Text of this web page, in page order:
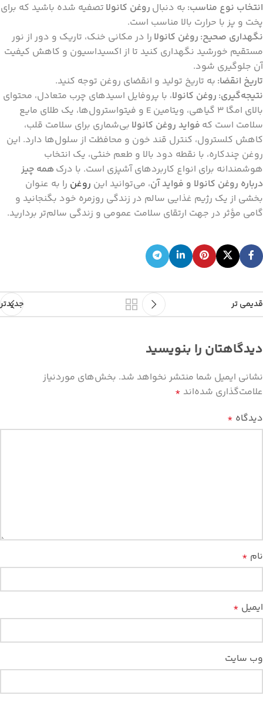
انتخاب نوع مناسب: به دنبال روغن کانولا تصفیه شده باشید که برای
پخت و پز با حرارت بالا مناسب است.
نگهداری صحیح: روغن کانولا را در مکانی خنک، تاریک و دور از نور
مستقیم خورشید نگهداری کنید تا از اکسیداسیون و کاهش کیفیت
آن جلوگیری شود.
تاریخ انقضا: به تاریخ تولید و انقضای روغن توجه کنید.
نتیجه‌گیری: روغن کانولا، با پروفایل اسیدهای چرب متعادل، محتوای
بالای امگا 3 گیاهی، ویتامین E و فیتواسترول‌ها، یک طلای مایع
سلامت است که فواید روغن کانولا بی‌شماری برای سلامت قلب،
کاهش کلسترول، کنترل قند خون و محافظت از سلول‌ها دارد. این
روغن چندکاره، با نقطه دود بالا و طعم خنثی، یک انتخاب
هوشمندانه برای انواع کاربردهای آشپزی است. با درک همه چیز
درباره روغن کانولا و فواید آن، می‌توانید این روغن را به عنوان
بخشی از یک رژیم غذایی سالم در زندگی روزمره خود بگنجانید و
گامی مؤثر در جهت ارتقای سلامت عمومی و زندگی سالم‌تر بردارید.
جدیدتر قدیمی تر
دیدگاهتان را بنویسید
نشانی ایمیل شما منتشر نخواهد شد. بخش‌های موردنیاز
علامت‌گذاری شده‌اند *
دیدگاه *
نام *
ایمیل *
وب‌ سایت